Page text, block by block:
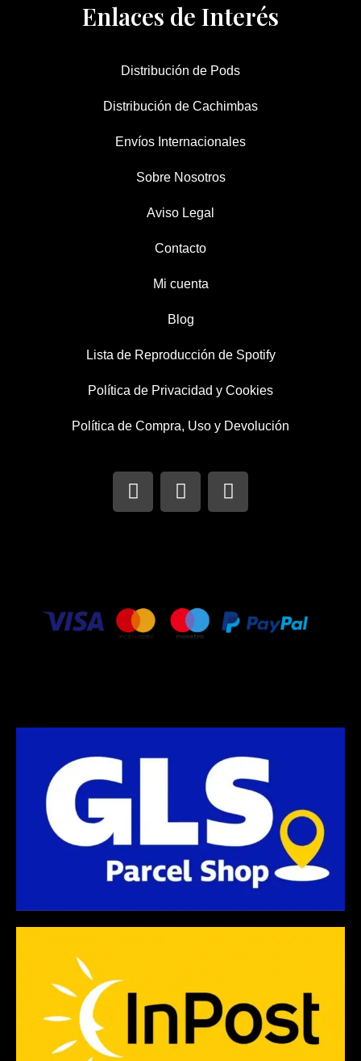
Enlaces de Interés
Distribución de Pods
Distribución de Cachimbas
Envíos Internacionales
Sobre Nosotros
Aviso Legal
Contacto
Mi cuenta
Blog
Lista de Reproducción de Spotify
Política de Privacidad y Cookies
Política de Compra, Uso y Devolución
I
n
s
a
m
T
w
i
r
F
a
c
k